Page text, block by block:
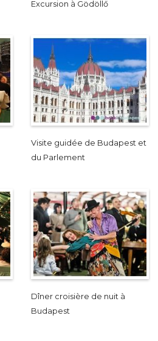
Excursion à Gödöllő
Visite guidée de Budapest et
du Parlement
Dîner croisière de nuit à
Budapest